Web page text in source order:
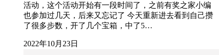
活动，这个活动开始有一段时间了，之前有奖之家小编
也参加过几天，后来又忘记了 今天重新进去看到自己攒
了很多步数，开了几个宝箱，中了5…
2022年10月23日